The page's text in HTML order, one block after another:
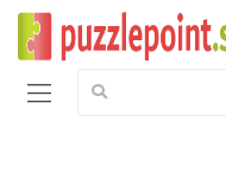
Vyhledávání: